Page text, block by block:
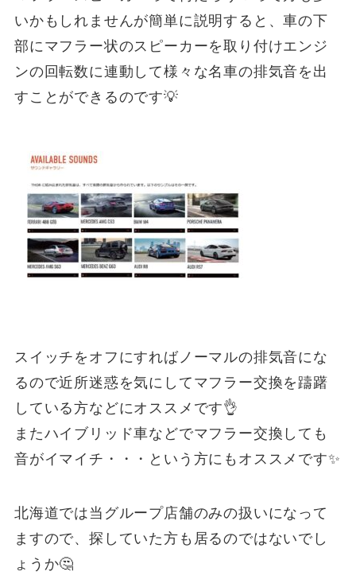
いかもしれませんが簡単に説明すると、車の下
部にマフラー状のスピーカーを取り付けエンジ
ンの回転数に連動して様々な名車の排気音を出
すことができるのです💡
スイッチをオフにすればノーマルの排気音にな
るので近所迷惑を気にしてマフラー交換を躊躇
している方などにオススメです👌
またハイブリッド車などでマフラー交換しても
音がイマイチ・・・という方にもオススメです✨
北海道では当グループ店舗のみの扱いになって
ますので、探していた方も居るのではないでし
ょうか🤔